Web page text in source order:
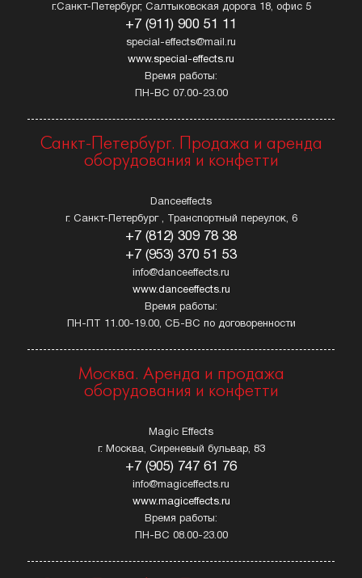
г.Санкт-Петербург, Салтыковская дорога 18, офис 5
+7 (911) 900 51 11
special-effects@mail.ru
www.special-effects.ru
Время работы:
ПН-ВС 07.00-23.00
Санкт-Петербург. Продажа и аренда
оборудования и конфетти
Danceeffects
г. Санкт-Петербург , Транспортный переулок, 6
+7 (812) 309 78 38
+7 (953) 370 51 53
info@danceeffects.ru
www.danceeffects.ru
Время работы:
ПН-ПТ 11.00-19.00, СБ-ВС по договоренности
Москва. Аренда и продажа
оборудования и конфетти
Magic Effects
г. Москва, Сиреневый бульвар, 83
+7 (905) 747 61 76
info@magiceffects.ru
www.magiceffects.ru
Время работы:
ПН-ВС 08.00-23.00